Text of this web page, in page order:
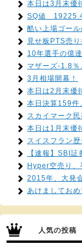
本日は3月末優
SQ値
酷い上場ゴー
見せ板PTS売
10年選手の億
マザーズ-1.8
3月相場開幕！
本日は2月末優
本日決算159件
スカイマーク
本日は1月末優
スイスフラン
【速報】SBI
Hyper空売り、
2015年、大発
あけましておめ
人気の投稿